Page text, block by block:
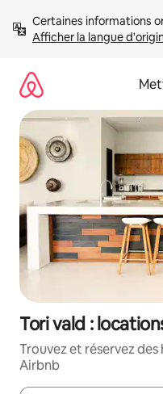
directement
Afficher la langue
Tori vald :
Trouvez et réservez
Airbnb